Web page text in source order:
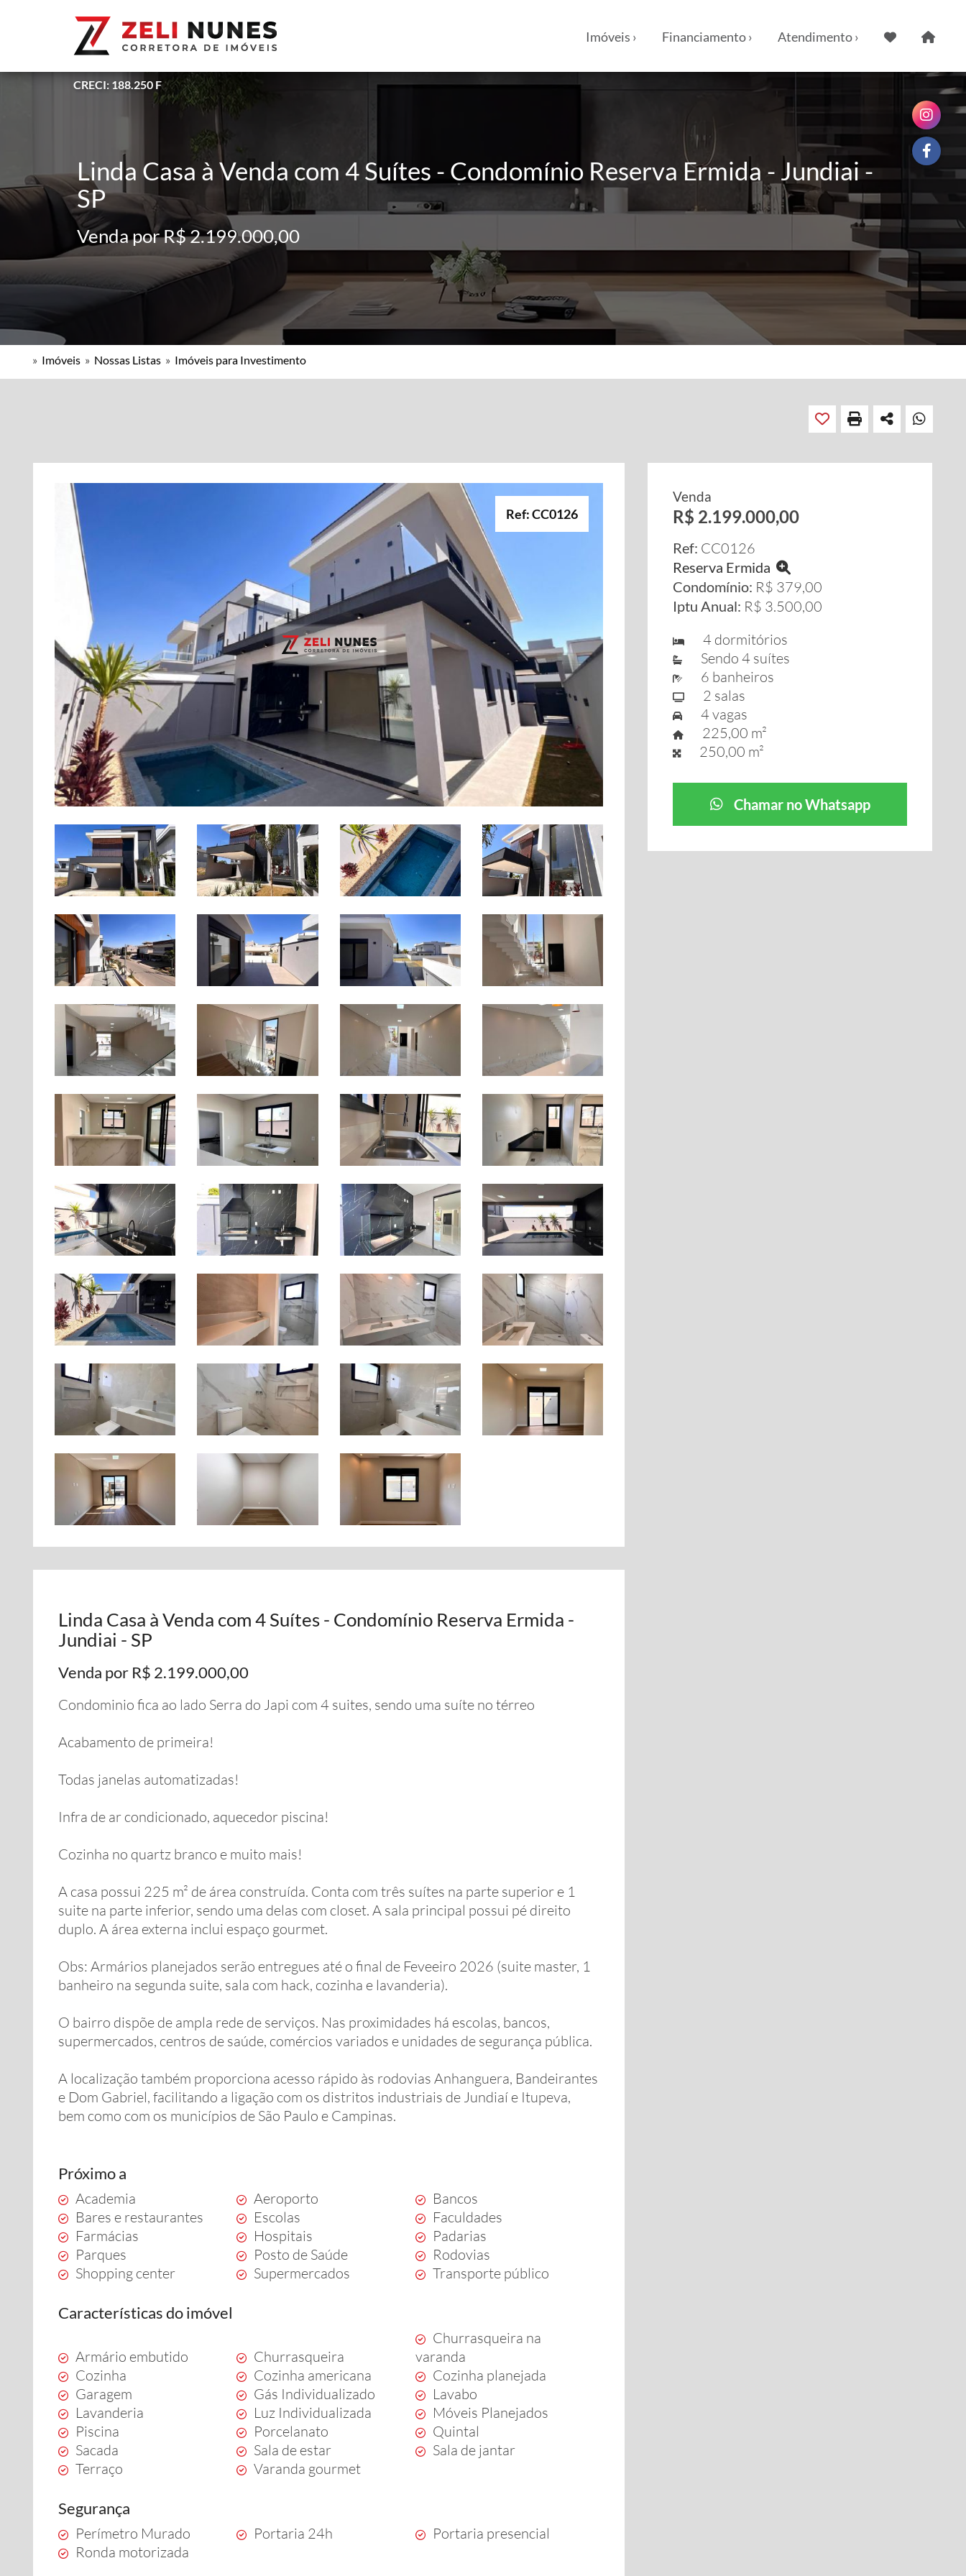
CRECI: 188.250 F
Imóveis › Financiamento › Atendimento ›
Linda Casa à Venda com 4 Suítes - Condomínio Reserva Ermida - Jundiai -
SP
Venda por R$ 2.199.000,00
» Imóveis » Nossas Listas » Imóveis para Investimento
Ref: CC0126
Linda Casa à Venda com 4 Suítes - Condomínio Reserva Ermida -
Jundiai - SP
Venda por R$ 2.199.000,00
Condominio fica ao lado Serra do Japi com 4 suites, sendo uma suíte no térreo
Acabamento de primeira!
Todas janelas automatizadas!
Infra de ar condicionado, aquecedor piscina!
Cozinha no quartz branco e muito mais!
A casa possui 225 m² de área construída. Conta com três suítes na parte superior e 1
suite na parte inferior, sendo uma delas com closet. A sala principal possui pé direito
duplo. A área externa inclui espaço gourmet.
Obs: Armários planejados serão entregues até o final de Feveeiro 2026 (suite master, 1
banheiro na segunda suite, sala com hack, cozinha e lavanderia).
O bairro dispõe de ampla rede de serviços. Nas proximidades há escolas, bancos,
supermercados, centros de saúde, comércios variados e unidades de segurança pública.
A localização também proporciona acesso rápido às rodovias Anhanguera, Bandeirantes
e Dom Gabriel, facilitando a ligação com os distritos industriais de Jundiaí e Itupeva,
bem como com os municípios de São Paulo e Campinas.
Próximo a
Academia Aeroporto
Bancos
Bares e restaurantes
Escolas
Faculdades
Farmácias
Hospitais
Padarias
Parques
Posto de Saúde
Rodovias
Shopping center
Supermercados Transporte público
Características do imóvel
Armário embutido Churrasqueira
Churrasqueira na
varanda
Cozinha
Cozinha americana
Cozinha planejada
Garagem
Gás Individualizado
Lavabo
Lavanderia
Luz Individualizada
Móveis Planejados
Piscina
Porcelanato
Quintal
Sacada
Sala de estar
Sala de jantar
Terraço
Varanda gourmet
Segurança
Perímetro Murado Portaria 24h
Portaria presencial
Ronda motorizada
Venda
R$ 2.199.000,00
Ref: CC0126
Reserva Ermida
Condomínio: R$ 379,00
Iptu Anual: R$ 3.500,00
4 dormitórios
Sendo 4 suítes
6 banheiros
2 salas
4 vagas
225,00 m²
250,00 m²
Chamar no Whatsapp